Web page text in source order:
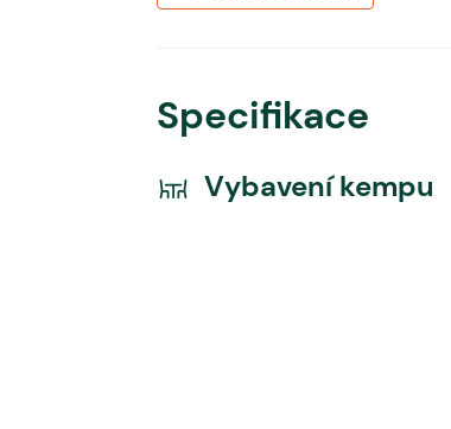
Specifikace
Vybavení kempu